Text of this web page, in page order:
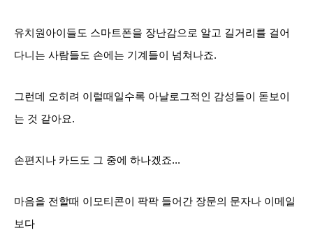
유치원아이들도 스마트폰을 장난감으로 알고 길거리를 걸어
다니는 사람들도 손에는 기계들이 넘쳐나죠.
그런데 오히려 이럴때일수록 아날로그적인 감성들이 돋보이
는 것 같아요.
손편지나 카드도 그 중에 하나겠죠...
마음을 전할때 이모티콘이 팍팍 들어간 장문의 문자나 이메일
보다